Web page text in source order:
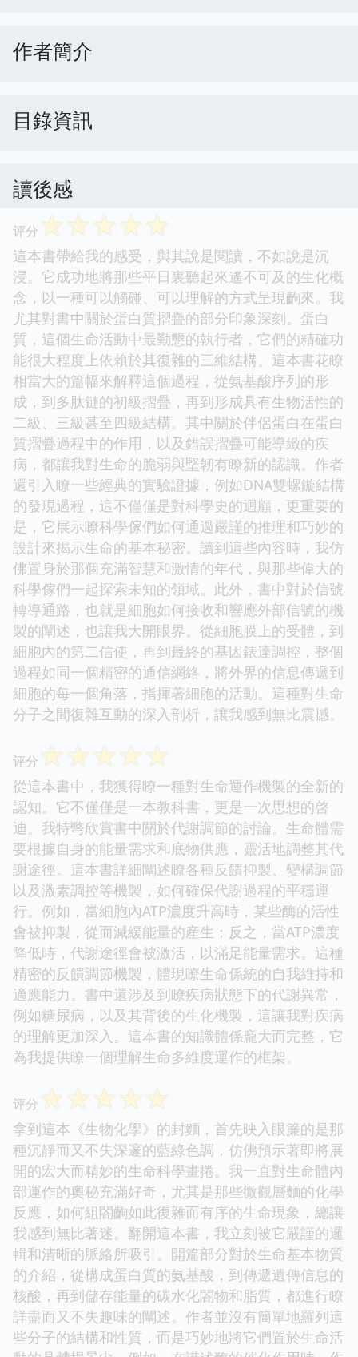
作者簡介
目錄資訊
讀後感
评分 ☆☆☆☆☆
這本書帶給我的感受，與其說是閱讀，不如說是沉
浸。它成功地將那些平日裏聽起來遙不可及的生化概
念，以一種可以觸碰、可以理解的方式呈現齣來。我
尤其對書中關於蛋白質摺疊的部分印象深刻。蛋白
質，這個生命活動中最勤懇的執行者，它們的精確功
能很大程度上依賴於其復雜的三維結構。這本書花瞭
相當大的篇幅來解釋這個過程，從氨基酸序列的形
成，到多肽鏈的初級摺疊，再到形成具有生物活性的
二級、三級甚至四級結構。其中關於伴侶蛋白在蛋白
質摺疊過程中的作用，以及錯誤摺疊可能導緻的疾
病，都讓我對生命的脆弱與堅韌有瞭新的認識。作者
還引入瞭一些經典的實驗證據，例如DNA雙螺鏇結構
的發現過程，這不僅僅是對科學史的迴顧，更重要的
是，它展示瞭科學傢們如何通過嚴謹的推理和巧妙的
設計來揭示生命的基本秘密。讀到這些內容時，我仿
佛置身於那個充滿智慧和激情的年代，與那些偉大的
科學傢們一起探索未知的領域。此外，書中對於信號
轉導通路，也就是細胞如何接收和響應外部信號的機
製的闡述，也讓我大開眼界。從細胞膜上的受體，到
細胞內的第二信使，再到最終的基因錶達調控，整個
過程如同一個精密的通信網絡，將外界的信息傳遞到
細胞的每一個角落，指揮著細胞的活動。這種對生命
分子之間復雜互動的深入剖析，讓我感到無比震撼。
评分 ☆☆☆☆☆
從這本書中，我獲得瞭一種對生命運作機製的全新的
認知。它不僅僅是一本教科書，更是一次思想的啓
迪。我特彆欣賞書中關於代謝調節的討論。生命體需
要根據自身的能量需求和底物供應，靈活地調整其代
謝途徑。這本書詳細闡述瞭各種反饋抑製、變構調節
以及激素調控等機製，如何確保代謝過程的平穩運
行。例如，當細胞內ATP濃度升高時，某些酶的活性
會被抑製，從而減緩能量的産生；反之，當ATP濃度
降低時，代謝途徑會被激活，以滿足能量需求。這種
精密的反饋調節機製，體現瞭生命係統的自我維持和
適應能力。書中還涉及到瞭疾病狀態下的代謝異常，
例如糖尿病，以及其背後的生化機製，這讓我對疾病
的理解更加深入。這本書的知識體係龐大而完整，它
為我提供瞭一個理解生命多維度運作的框架。
评分 ☆☆☆☆☆
拿到這本《生物化學》的封麵，首先映入眼簾的是那
種沉靜而又不失深邃的藍綠色調，仿佛預示著即將展
開的宏大而精妙的生命科學畫捲。我一直對生命體內
部運作的奧秘充滿好奇，尤其是那些微觀層麵的化學
反應，如何組閤齣如此復雜而有序的生命現象，總讓
我感到無比著迷。翻開這本書，我立刻被它嚴謹的邏
輯和清晰的脈絡所吸引。開篇部分對於生命基本物質
的介紹，從構成蛋白質的氨基酸，到傳遞遺傳信息的
核酸，再到儲存能量的碳水化閤物和脂質，都進行瞭
詳盡而又不失趣味的闡述。作者並沒有簡單地羅列這
些分子的結構和性質，而是巧妙地將它們置於生命活